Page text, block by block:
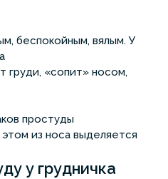
беспокойным, вялым. У
груди, «сопит» носом,
простуды
из носа выделяется
у грудничка